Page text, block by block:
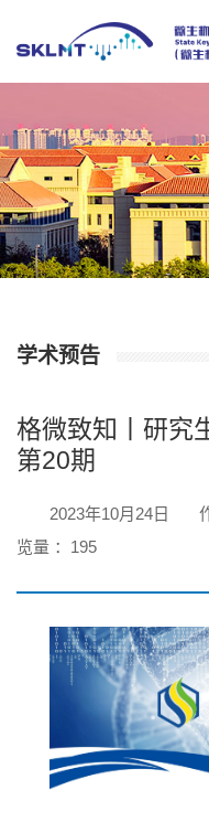
学术预告
格微致知丨研究
第20期
2023年10月24日
览量 ： 195